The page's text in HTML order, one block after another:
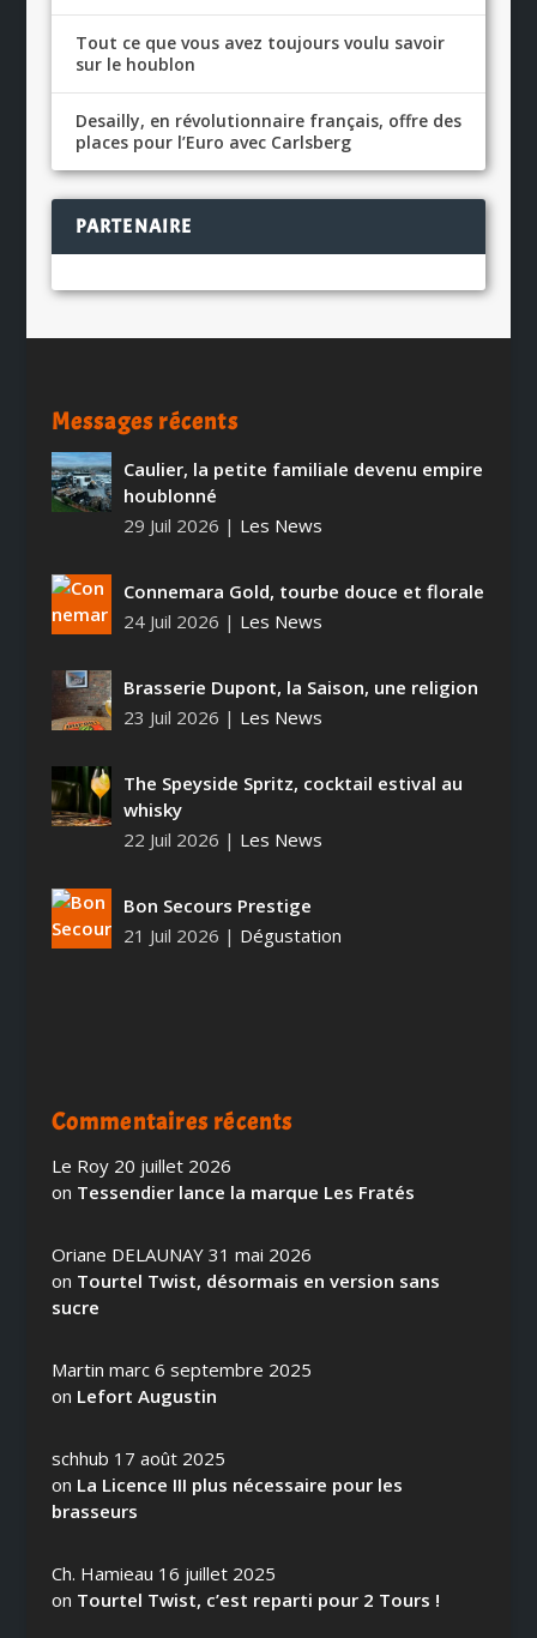
Tout ce que vous avez toujours voulu savoir
sur le houblon
Desailly, en révolutionnaire français, offre des
places pour l’Euro avec Carlsberg
PARTENAIRE
Messages récents
Caulier, la petite familiale devenu empire
houblonné
29 Juil 2026 | Les News
Connemara Gold, tourbe douce et florale
24 Juil 2026 | Les News
Brasserie Dupont, la Saison, une religion
23 Juil 2026 | Les News
The Speyside Spritz, cocktail estival au
whisky
22 Juil 2026 | Les News
Bon Secours Prestige
21 Juil 2026 | Dégustation
Commentaires récents
Le Roy 20 juillet 2026
on Tessendier lance la marque Les Fratés
Oriane DELAUNAY 31 mai 2026
on Tourtel Twist, désormais en version sans
sucre
Martin marc 6 septembre 2025
on Lefort Augustin
schhub 17 août 2025
on La Licence III plus nécessaire pour les
brasseurs
Ch. Hamieau 16 juillet 2025
on Tourtel Twist, c’est reparti pour 2 Tours !